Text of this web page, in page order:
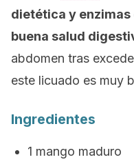
dietética y enzimas
buena salud
abdomen tras
este licuado es muy
Ingredientes
1 mango maduro